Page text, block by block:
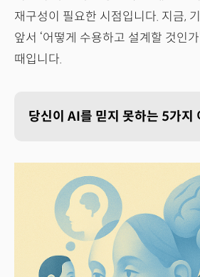
재구성이 필요한 시점입니다. 지금,
앞서 ‘어떻게 수용하고 설계할 것인
때입니다.
당신이 AI를 믿지 못하는 5가지